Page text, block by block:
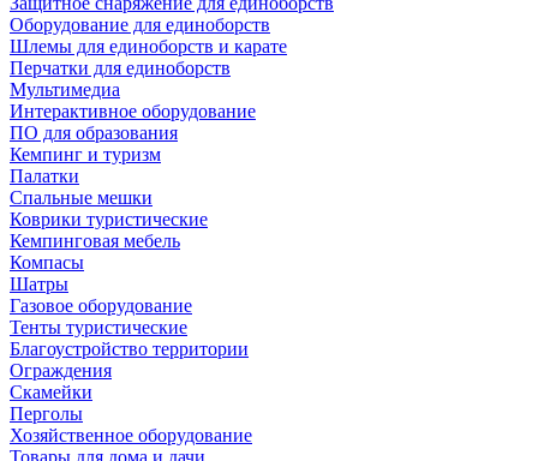
Оборудование для единоборств
Шлемы для единоборств и карате
Перчатки для единоборств
Мультимедиа
Интерактивное оборудование
ПО для образования
Кемпинг и туризм
Палатки
Спальные мешки
Коврики туристические
Кемпинговая мебель
Компасы
Шатры
Газовое оборудование
Тенты туристические
Благоустройство территории
Ограждения
Скамейки
Перголы
Хозяйственное оборудование
Товары для дома и дачи